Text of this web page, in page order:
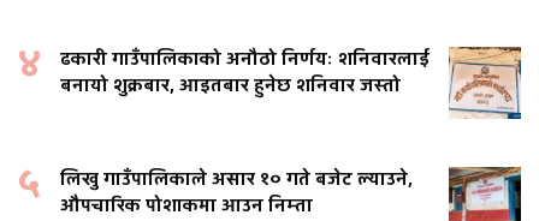
४
ढकारी गाउँपालिकाको अनौठो निर्णयः शनिवारलाई
बनायो शुक्रबार, आइतबार हुनेछ शनिवार जस्तो
५
लिखु गाउँपालिकाले असार १० गते बजेट ल्याउने,
औपचारिक पोशाकमा आउन निम्ता